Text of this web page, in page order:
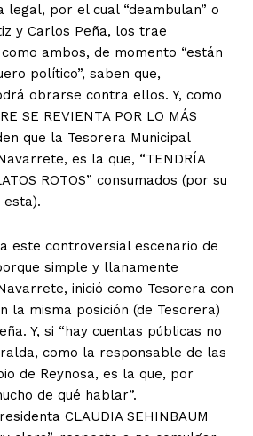
legal, por el cual “deambulan” o
y Carlos Peña, los trae
ambos, de momento “están
político”, saben que,
obrarse contra ellos. Y, como
SE REVIENTA POR LO MÁS
que la Tesorera Municipal
es la que, “TENDRÍA
ROTOS” consumados (por su
esta).
este controversial escenario de
simple y llanamente
inició como Tesorera con
la misma posición (de Tesorera)
Y, si “hay cuentas públicas no
como la responsable de las
de Reynosa, es la que, por
de qué hablar”.
CLAUDIA SEHINBAUM